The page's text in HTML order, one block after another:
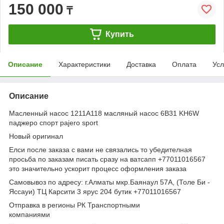
150 000 ₸
Купить
Описание Характеристики Доставка Оплата
Описание
Масленный насос 1211A118 масляный насос 6B31 KH6W
паджеро спорт pajero sport
Новый оригинал
Елси после заказа с вами не связались то убедителная
просьба по заказам писать сразу на ватсапп +77011016567
это значительно ускорит процесс оформления заказа
Самовывоз по адресу: г.Алматы мкр.Баянаул 57А, (Толе Би -
Яссауи) ТЦ Карсити 3 ярус 204 бутик +77011016567
Отправка в регионы РК Транспортными
компаниями